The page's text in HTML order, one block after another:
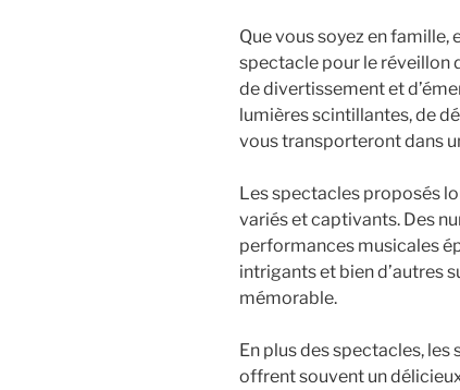
Que vous soyez en famille,
spectacle pour le réveillon
de divertissement et
lumières scintillantes, de
vous transporteront dans
Les spectacles proposés
variés et captivants. Des
performances musicales
intrigants et bien d’autres
mémorable.
En plus des spectacles,
offrent souvent un